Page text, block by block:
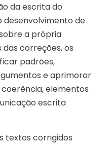
da escrita do
desenvolvimento de
a própria
correções, os
padrões,
e aprimorar
elementos
escrita
textos corrigidos